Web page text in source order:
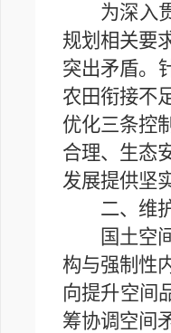
为深入贯
规划相关要
突出矛盾。
农田衔接不
优化三条控
合理、生态
发展提供坚
二、维护
国土空间
构与强制性
向提升空间
筹协调空间